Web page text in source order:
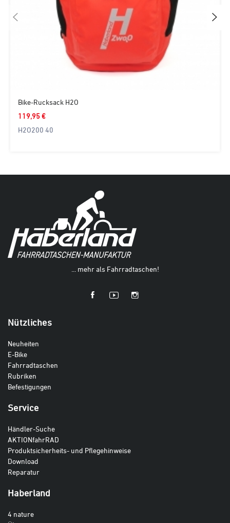
Bike-Rucksack H2O
119,95 €
H2O200 40
... mehr als Fahrradtaschen!
Nützliches
Neuheiten
E-Bike
Fahrradtaschen
Rubriken
Befestigungen
Service
Händler-Suche
AKTIONfahrRAD
Produktsicherheits- und Pflegehinweise
Download
Reparatur
Haberland
4 nature